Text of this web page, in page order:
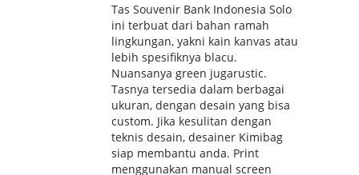
Tas Souvenir Bank Indonesia Solo
ini terbuat dari bahan ramah
lingkungan, yakni kain kanvas atau
lebih spesifiknya blacu.
Nuansanya green jugarustic.
Tasnya tersedia dalam berbagai
ukuran, dengan desain yang bisa
custom. Jika kesulitan dengan
teknis desain, desainer Kimibag
siap membantu anda. Print
menggunakan manual screen